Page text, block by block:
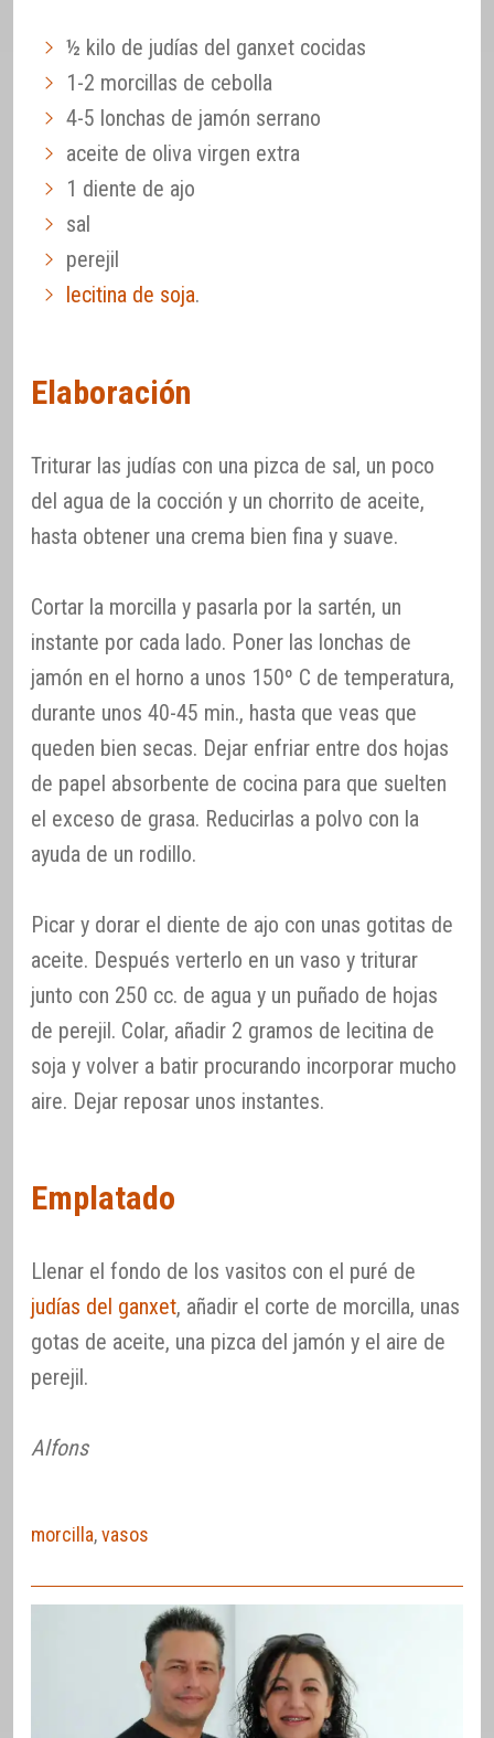
½ kilo de judías del ganxet cocidas
1-2 morcillas de cebolla
4-5 lonchas de jamón serrano
aceite de oliva virgen extra
1 diente de ajo
sal
perejil
lecitina de soja.
Elaboración
Triturar las judías con una pizca de sal, un poco
del agua de la cocción y un chorrito de aceite,
hasta obtener una crema bien fina y suave.
Cortar la morcilla y pasarla por la sartén, un
instante por cada lado. Poner las lonchas de
jamón en el horno a unos 150º C de temperatura,
durante unos 40-45 min., hasta que veas que
queden bien secas. Dejar enfriar entre dos hojas
de papel absorbente de cocina para que suelten
el exceso de grasa. Reducirlas a polvo con la
ayuda de un rodillo.
Picar y dorar el diente de ajo con unas gotitas de
aceite. Después verterlo en un vaso y triturar
junto con 250 cc. de agua y un puñado de hojas
de perejil. Colar, añadir 2 gramos de lecitina de
soja y volver a batir procurando incorporar mucho
aire. Dejar reposar unos instantes.
Emplatado
Llenar el fondo de los vasitos con el puré de
judías del ganxet, añadir el corte de morcilla, unas
gotas de aceite, una pizca del jamón y el aire de
perejil.
Alfons
morcilla,vasos